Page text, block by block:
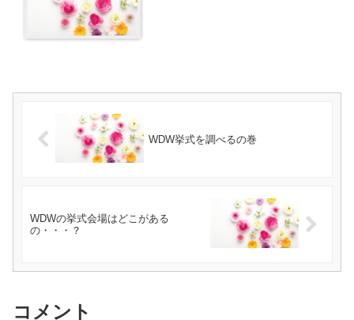
WDW挙式を調べるの巻
WDWの挙式会場はどこがある
の・・・？
コメント